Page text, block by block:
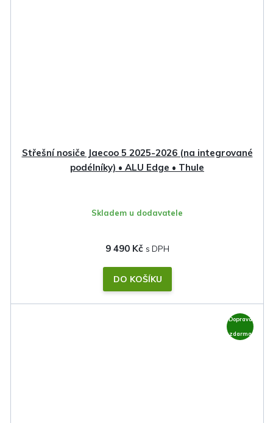
Střešní nosiče Jaecoo 5 2025-2026 (na integrované
podélníky) • ALU Edge • Thule
Skladem u dodavatele
9 490 Kč
DO KOŠÍKU
Doprava
zdarma